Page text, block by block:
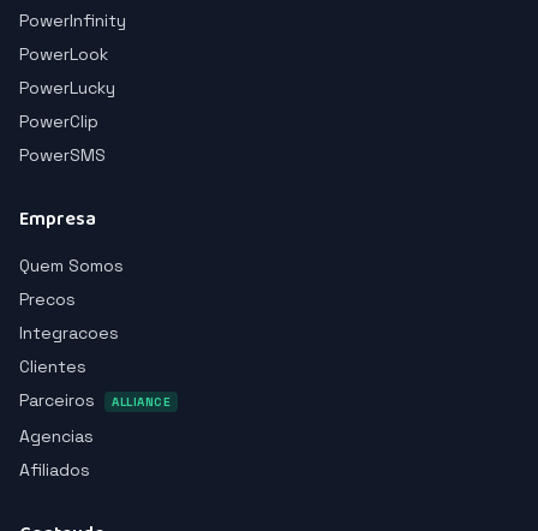
PowerInfinity
PowerLook
PowerLucky
PowerClip
PowerSMS
Empresa
Quem Somos
Precos
Integracoes
Clientes
Parceiros
ALLIANCE
Agencias
Afiliados